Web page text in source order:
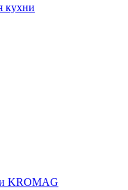
кухни
KROMAG